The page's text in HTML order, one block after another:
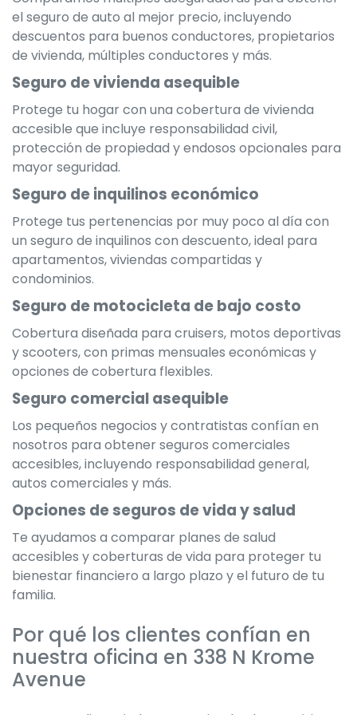
el seguro de auto al mejor precio, incluyendo
descuentos para buenos conductores, propietarios
de vivienda, múltiples conductores y más.
Seguro de vivienda asequible
Protege tu hogar con una cobertura de vivienda
accesible que incluye responsabilidad civil,
protección de propiedad y endosos opcionales para
mayor seguridad.
Seguro de inquilinos económico
Protege tus pertenencias por muy poco al día con
un seguro de inquilinos con descuento, ideal para
apartamentos, viviendas compartidas y
condominios.
Seguro de motocicleta de bajo costo
Cobertura diseñada para cruisers, motos deportivas
y scooters, con primas mensuales económicas y
opciones de cobertura flexibles.
Seguro comercial asequible
Los pequeños negocios y contratistas confían en
nosotros para obtener seguros comerciales
accesibles, incluyendo responsabilidad general,
autos comerciales y más.
Opciones de seguros de vida y salud
Te ayudamos a comparar planes de salud
accesibles y coberturas de vida para proteger tu
bienestar financiero a largo plazo y el futuro de tu
familia.
Por qué los clientes confían en
nuestra oficina en 338 N Krome
Avenue